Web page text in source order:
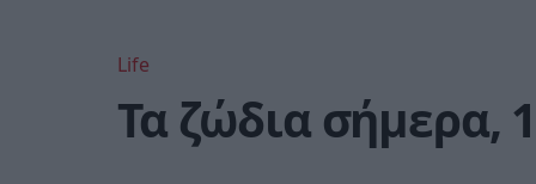
Life
Τα ζώδια σήμερα,